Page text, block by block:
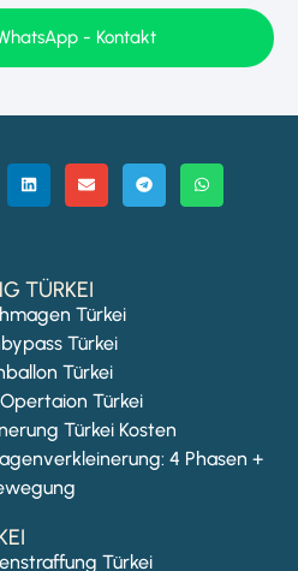
- Kontakt
TÜRKEI
Türkei
Türkei
Türkei
Türkei
Türkei Kosten
4 Phasen +
Türkei